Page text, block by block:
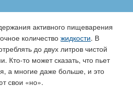
активного пищеварения
количествожидкости. В
до двух литров чистой
Кто-то может сказать, что пьет
а многие даже больше, и это
свои «но».